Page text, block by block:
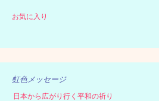
お気に入り
虹色メッセージ
日本から広がり行く平和の祈り